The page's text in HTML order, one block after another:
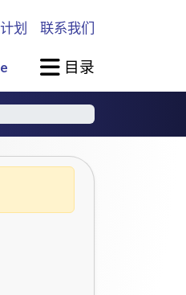
划 联系我们
目录